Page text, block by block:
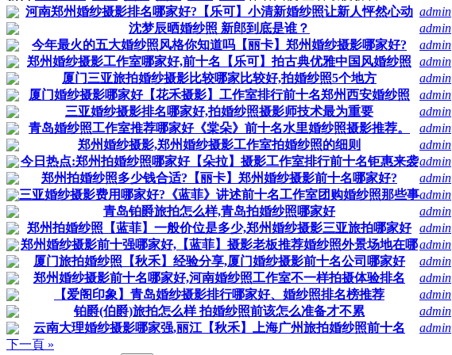
河南郑州婚纱摄影排名哪家好?【乐可】小清新婚纱照让新人怦然心动 admin
沈梦辰晒婚纱照 新郎到底是谁？
admin
今年最火的五大婚纱照风格你知道吗【丽卡】郑州婚纱摄影哪家好?
admin
郑州婚纱摄影工作室哪家好,前十名【乐可】拍古典优雅中国风婚纱照
admin
厦门三亚旅拍婚纱摄影比较哪家比较好,拍婚纱照5个地方
admin
厦门婚纱摄影哪家好【花禾摄影】工作室排行前十名郑州西安婚纱照
admin
三亚婚纱摄影排名哪家好,拍婚纱照摄影师技术最为重要
admin
青岛婚纱照工作室推荐哪家好《棠朵》前十名水里婚纱照摄影推荐。
admin
郑州婚纱摄影,郑州婚纱摄影工作室拍婚纱照的细则
admin
今日热点:郑州拍婚纱照哪家好【朵拉】摄影工作室排行前十名钜惠来袭admin
郑州拍婚纱照多少钱合适?【丽卡】郑州婚纱摄影前十名哪家好?
admin
三亚婚纱摄影费用哪家好?《蓝菲》讲述前十名工作室团购婚纱照那些事admin
青岛铂爵旅拍怎么样,青岛拍婚纱照哪家好
admin
郑州拍婚纱照【蓝菲】一般价位是多少,郑州婚纱摄影三亚旅拍哪家好 admin
郑州婚纱摄影前十强哪家好,【蓝菲】摄影老板推荐婚纱照外景场地在哪admin
厦门旅拍婚纱照【秋禾】经验分享,厦门婚纱摄影前十名公司哪家好
admin
郑州婚纱摄影前十名哪家好,河南婚纱照工作室不一样拍摄体验排名
admin
【爱阁印象】青岛婚纱摄影排行哪家好、婚纱照排名榜推荐
admin
铂爵(伯爵)旅拍怎么样 拍婚纱照前该怎么准备才不累
admin
云南大理婚纱摄影哪家强,丽江【秋禾】上海广州旅拍婚纱照前十名
admin
下一頁 »